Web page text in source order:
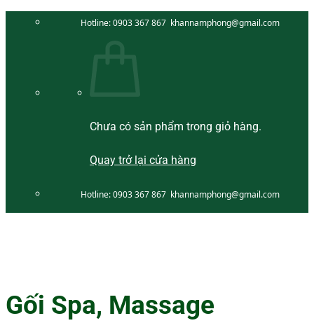
Hotline:0903 367 867 khannamphong@gmail.com
Chưa có sản phẩm trong giỏ hàng.
Quay trở lại cửa hàng
Hotline:0903 367 867 khannamphong@gmail.com
Gối Spa, Massage